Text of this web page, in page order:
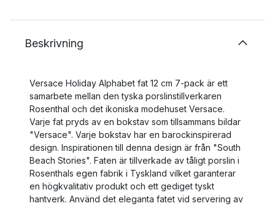
Beskrivning
Versace Holiday Alphabet fat 12 cm 7-pack är ett
samarbete mellan den tyska porslinstillverkaren
Rosenthal och det ikoniska modehuset Versace.
Varje fat pryds av en bokstav som tillsammans bildar
"Versace". Varje bokstav har en barockinspirerad
design. Inspirationen till denna design är från "South
Beach Stories". Faten är tillverkade av tåligt porslin i
Rosenthals egen fabrik i Tyskland vilket garanterar
en högkvalitativ produkt och ett gediget tyskt
hantverk. Använd det eleganta fatet vid servering av